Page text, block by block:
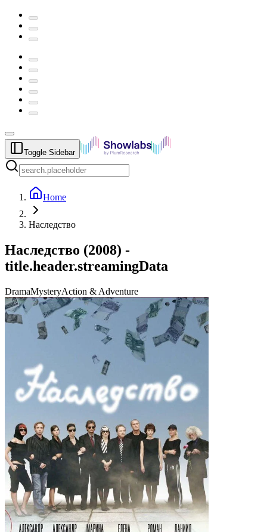
Toggle Sidebar
Home
Наследство
Наследство (2008) -
title.header.streamingData
DramaMysteryAction & Adventure